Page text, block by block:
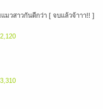
มวสาวกันดีกว่า [ จบแล้วจ้าาา!! ]